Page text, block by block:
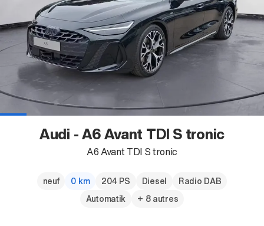
Recherche d'un véhicule
Entreprise & Carrière
Audi - A6 Avant TDI S tronic
A6 Avant TDI S tronic
neuf 0 km 204 PS Diesel
Radio DAB
Automatik
+ 8 autres